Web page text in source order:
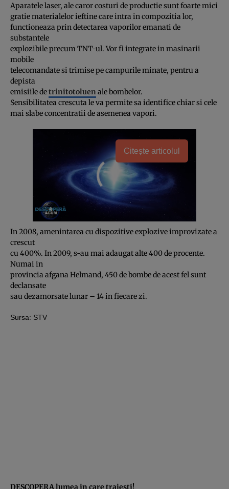
Aparatele laser, ale caror costuri de productie sunt foarte mici
gratie materialelor ieftine care intra in compozitia lor,
functioneaza prin detectarea vaporilor emanati de
substantele
explozibile precum TNT-ul. Vor fi integrate in masinarii
mobile
telecomandate si trimise pe campurile minate, pentru a
depista
emisiile detrinitotoluenale bombelor.
Sensibilitatea crescuta le va permite sa identifice chiar si cele
mai slabe concentratii de asemenea vapori.
Citește articolul
In 2008, amenintarea cu dispozitive explozive improvizate a
crescut
cu 400%. In 2009, s-au mai adaugat alte 400 de procente.
Numai in
provincia afgana Helmand, 450 de bombe de acest fel sunt
declansate
sau dezamorsate lunar – 14 in fiecare zi.
Sursa: STV
DESCOPERA lumea in care traiesti!